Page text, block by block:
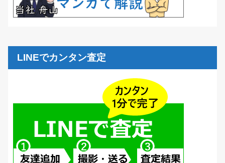
LINEでカンタン査定